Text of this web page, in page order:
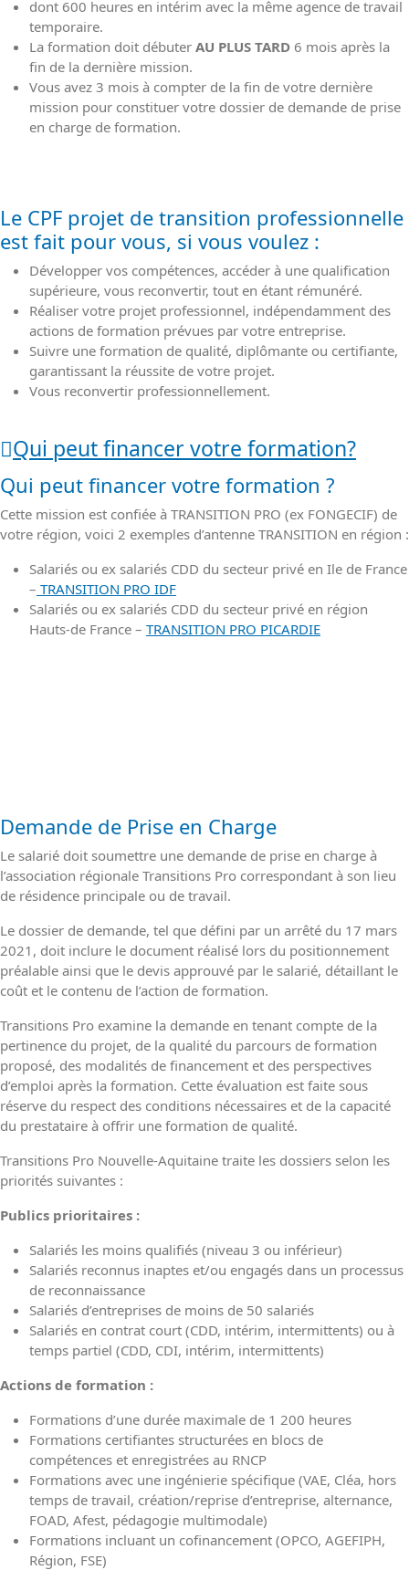
dont 600 heures en intérim avec la même agence de travail
temporaire.
La formation doit débuter AU PLUS TARD 6 mois après la
fin de la dernière mission.
Vous avez 3 mois à compter de la fin de votre dernière
mission pour constituer votre dossier de demande de prise
en charge de formation.
Le CPF projet de transition professionnelle
est fait pour vous, si vous voulez :
Développer vos compétences, accéder à une qualification
supérieure, vous reconvertir, tout en étant rémunéré.
Réaliser votre projet professionnel, indépendamment des
actions de formation prévues par votre entreprise.
Suivre une formation de qualité, diplômante ou certifiante,
garantissant la réussite de votre projet.
Vous reconvertir professionnellement.
Qui peut financer votre formation?
Qui peut financer votre formation ?
Cette mission est confiée à TRANSITION PRO (ex FONGECIF) de
votre région, voici 2 exemples d’antenne TRANSITION en région :
Salariés ou ex salariés CDD du secteur privé en Ile de France
– TRANSITION PRO IDF
Salariés ou ex salariés CDD du secteur privé en région
Hauts-de France – TRANSITION PRO PICARDIE
Demande de Prise en Charge
Le salarié doit soumettre une demande de prise en charge à
l’association régionale Transitions Pro correspondant à son lieu
de résidence principale ou de travail.
Le dossier de demande, tel que défini par un arrêté du 17 mars
2021, doit inclure le document réalisé lors du positionnement
préalable ainsi que le devis approuvé par le salarié, détaillant le
coût et le contenu de l’action de formation.
Transitions Pro examine la demande en tenant compte de la
pertinence du projet, de la qualité du parcours de formation
proposé, des modalités de financement et des perspectives
d’emploi après la formation. Cette évaluation est faite sous
réserve du respect des conditions nécessaires et de la capacité
du prestataire à offrir une formation de qualité.
Transitions Pro Nouvelle-Aquitaine traite les dossiers selon les
priorités suivantes :
Publics prioritaires :
Salariés les moins qualifiés (niveau 3 ou inférieur)
Salariés reconnus inaptes et/ou engagés dans un processus
de reconnaissance
Salariés d’entreprises de moins de 50 salariés
Salariés en contrat court (CDD, intérim, intermittents) ou à
temps partiel (CDD, CDI, intérim, intermittents)
Actions de formation :
Formations d’une durée maximale de 1 200 heures
Formations certifiantes structurées en blocs de
compétences et enregistrées au RNCP
Formations avec une ingénierie spécifique (VAE, Cléa, hors
temps de travail, création/reprise d’entreprise, alternance,
FOAD, Afest, pédagogie multimodale)
Formations incluant un cofinancement (OPCO, AGEFIPH,
Région, FSE)